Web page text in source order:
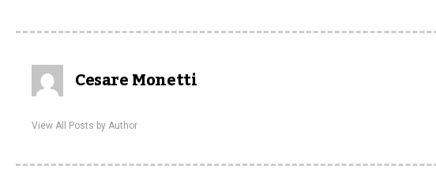
Cesare Monetti
View All Posts by Author